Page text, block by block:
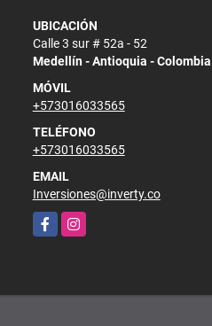
UBICACIÓN
Calle 3 sur # 52a - 52
Medellín - Antioquia - Colombia
MÓVIL
+573016033565
TELÉFONO
+573016033565
EMAIL
Inversiones@inverty.co
FacebookInstagram